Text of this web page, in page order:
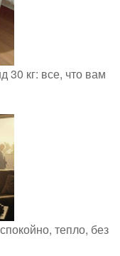
30 кг: все, что вам
тепло, без